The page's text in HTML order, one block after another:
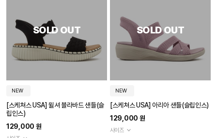
SOLD OUT
NEW
[스케쳐스 USA] 윌셔 블라바드 샌들(슬
립인스)
129,000 원
SOLD OUT
NEW
[스케쳐스 USA] 아리아 샌들(슬립인스)
129,000 원
사이즈